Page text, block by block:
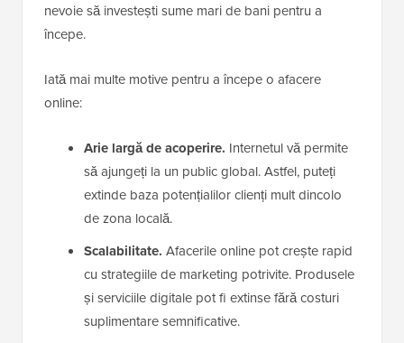
nevoie să investești sume mari de bani pentru a
începe.
Iată mai multe motive pentru a începe o afacere
online:
Arie largă de acoperire. Internetul vă permite
să ajungeți la un public global. Astfel, puteți
extinde baza potențialilor clienți mult dincolo
de zona locală.
Scalabilitate. Afacerile online pot crește rapid
cu strategiile de marketing potrivite. Produsele
și serviciile digitale pot fi extinse fără costuri
suplimentare semnificative.